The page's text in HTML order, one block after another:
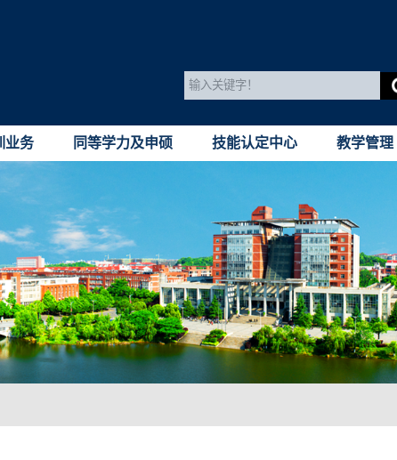
业务 同等学力及申硕 技能认定中心 教学管理